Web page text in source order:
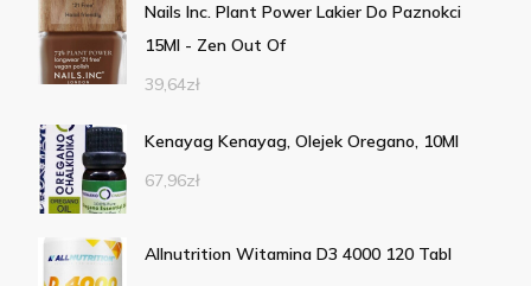
Nails Inc. Plant Power Lakier Do Paznokci
15Ml - Zen Out Of
39,64zł
Kenayag Kenayag, Olejek Oregano, 10Ml
67,96zł
Allnutrition Witamina D3 4000 120 Tabl